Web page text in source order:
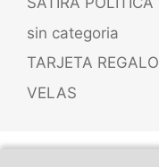
sin categoria
TARJETA REGALO
VELAS